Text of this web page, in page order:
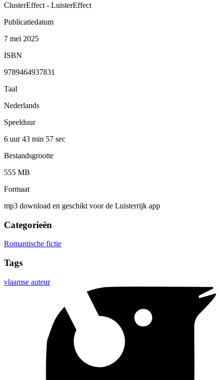
ClusterEffect - LuisterEffect
Publicatiedatum
7 mei 2025
ISBN
9789464937831
Taal
Nederlands
Speelduur
6 uur 43 min 57 sec
Bestandsgrootte
555 MB
Formaat
mp3 download en geschikt voor de Luisterrijk app
Categorieën
Romantische fictie
Tags
vlaamse auteur